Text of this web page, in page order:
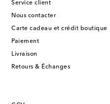
Service client
Nous contacter
Carte cadeau et crédit boutique
Paiement
Livraison
Retours & Échanges